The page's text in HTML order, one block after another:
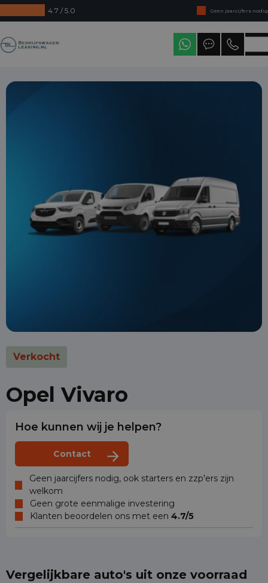
4.7 / 5.0
Geen jaarcijfers nodig
Direct uit voorraad leverbaar
Levering in heel Nederland
Verkocht
Opel Vivaro
Hoe kunnen wij je helpen?
Contact
Geen jaarcijfers nodig, ook starters en zzp'ers zijn
welkom
Geen grote eenmalige investering
Klanten beoordelen ons met een 4.7/5
Vergelijkbare auto's uit onze voorraad